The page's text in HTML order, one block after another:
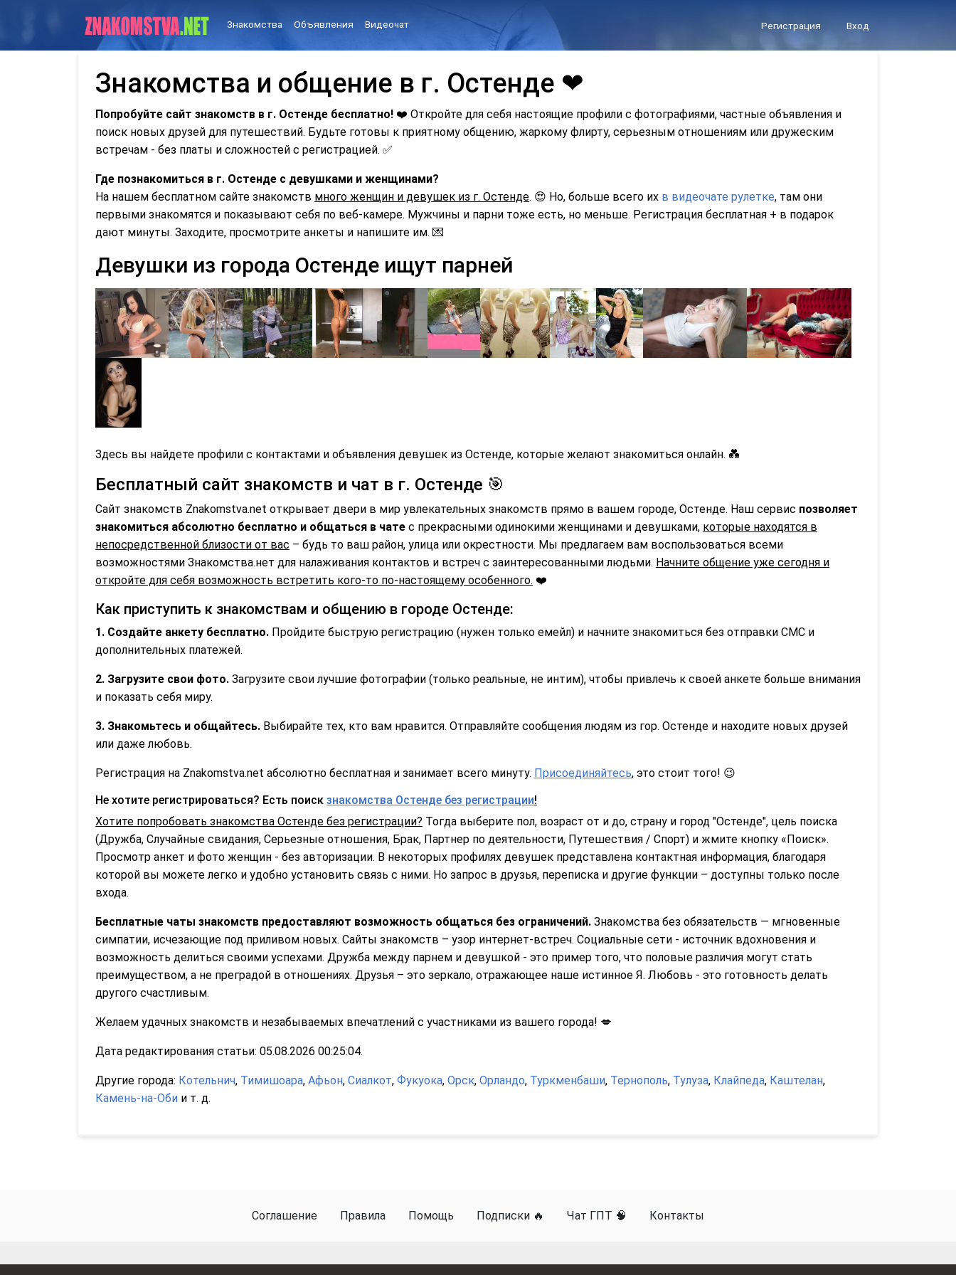
Знакомства Объявления Видеочат Регистрация Вход
Знакомства и общение в г. Остенде ❤
Попробуйте сайт знакомств в г. Остенде бесплатно! ❤️ Откройте для себя настоящие профили с фотографиями, частные объявления и
поиск новых друзей для путешествий. Будьте готовы к приятному общению, жаркому флирту, серьезным отношениям или дружеским
встречам - без платы и сложностей с регистрацией. ✅
Где познакомиться в г. Остенде с девушками и женщинами?
На нашем бесплатном сайте знакомств много женщин и девушек из г. Остенде. 😍 Но, больше всего их в видеочате рулетке, там они
первыми знакомятся и показывают себя по веб-камере. Мужчины и парни тоже есть, но меньше. Регистрация бесплатная + в подарок
дают минуты. Заходите, просмотрите анкеты и напишите им. 💌
Девушки из города Остенде ищут парней
Здесь вы найдете профили с контактами и объявления девушек из Остенде, которые желают знакомиться онлайн. 💑
Бесплатный сайт знакомств и чат в г. Остенде 🎯
Сайт знакомств Znakomstva.net открывает двери в мир увлекательных знакомств прямо в вашем городе, Остенде. Наш сервис позволяет
знакомиться абсолютно бесплатно и общаться в чате с прекрасными одинокими женщинами и девушками, которые находятся в
непосредственной близости от вас – будь то ваш район, улица или окрестности. Мы предлагаем вам воспользоваться всеми
возможностями Знакомства.нет для налаживания контактов и встреч с заинтересованными людьми. Начните общение уже сегодня и
откройте для себя возможность встретить кого-то по-настоящему особенного. ❤️
Как приступить к знакомствам и общению в городе Остенде:
1. Создайте анкету бесплатно. Пройдите быструю регистрацию (нужен только емейл) и начните знакомиться без отправки СМС и
дополнительных платежей.
2. Загрузите свои фото. Загрузите свои лучшие фотографии (только реальные, не интим), чтобы привлечь к своей анкете больше внимания
и показать себя миру.
3. Знакомьтесь и общайтесь. Выбирайте тех, кто вам нравится. Отправляйте сообщения людям из гор. Остенде и находите новых друзей
или даже любовь.
Регистрация на Znakomstva.net абсолютно бесплатная и занимает всего минуту. Присоединяйтесь, это стоит того! 😉
Не хотите регистрироваться? Есть поиск знакомства Остенде без регистрации!
Хотите попробовать знакомства Остенде без регистрации? Тогда выберите пол, возраст от и до, страну и город "Остенде", цель поиска
(Дружба, Случайные свидания, Серьезные отношения, Брак, Партнер по деятельности, Путешествия / Спорт) и жмите кнопку «Поиск».
Просмотр анкет и фото женщин - без авторизации. В некоторых профилях девушек представлена контактная информация, благодаря
которой вы можете легко и удобно установить связь с ними. Но запрос в друзья, переписка и другие функции – доступны только после
входа.
Бесплатные чаты знакомств предоставляют возможность общаться без ограничений. Знакомства без обязательств — мгновенные
симпатии, исчезающие под приливом новых. Сайты знакомств – узор интернет-встреч. Социальные сети - источник вдохновения и
возможность делиться своими успехами. Дружба между парнем и девушкой - это пример того, что половые различия могут стать
преимуществом, а не преградой в отношениях. Друзья – это зеркало, отражающее наше истинное Я. Любовь - это готовность делать
другого счастливым.
Желаем удачных знакомств и незабываемых впечатлений с участниками из вашего города! 💋
Дата редактирования статьи: 05.08.2026 00:25:04.
Другие города: Котельнич, Тимишоара, Афьон, Сиалкот, Фукуока, Орск, Орландо, Туркменбаши, Тернополь, Тулуза, Клайпеда, Каштелан,
Камень-на-Оби и т. д.
Соглашение Правила Помощь Подписки 🔥 Чат ГПТ 🧠 Контакты